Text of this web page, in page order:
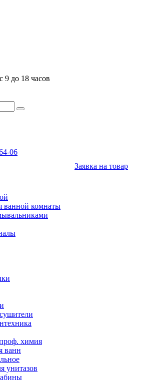
9 до 18 часов
06
Заявка на товар
ванной комнаты
химия
ванн
унитазов